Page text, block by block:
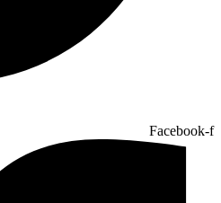
Facebook-f